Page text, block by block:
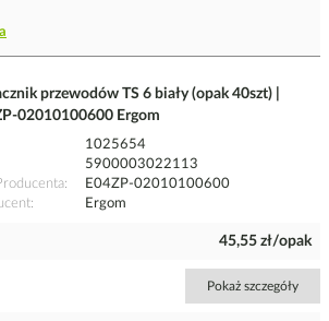
przewodów TS 6 biały (opak 40szt) |
02010100600 Ergom
1025654
5900003022113
E04ZP-02010100600
Ergom
45,55 zł/opak
Pokaż szczegóły